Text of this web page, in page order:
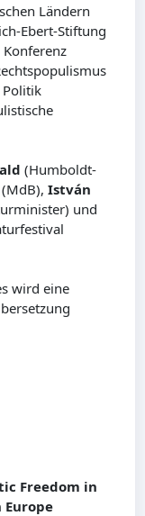
Ländern
Ebert-Stiftung
Politik
(Humboldt-
(MdB),István
und
wird eine
Freedom in
Europe